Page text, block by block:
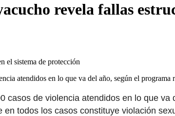
revela fallas
atendidos en lo que va del año, según el
casos de violencia atendidos en lo que
todos los casos constituye violación